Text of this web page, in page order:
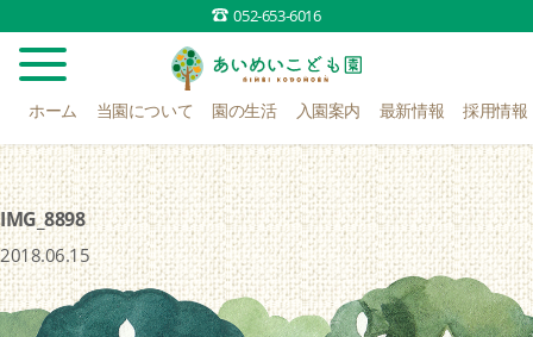
052-653-6016
ホーム 当園について 園の生活 入園案内 最新情報 採用情報
IMG_8898
2018.06.15